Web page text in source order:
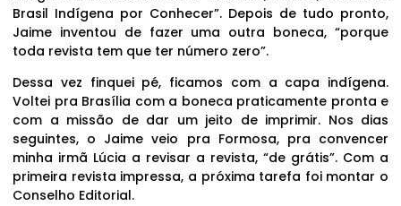
Brasil Indígena por Conhecer”. Depois de tudo pronto,
Jaime inventou de fazer uma outra boneca, “porque
toda revista tem que ter número zero”.
Dessa vez finquei pé, ficamos com a capa indígena.
Voltei pra Brasília com a boneca praticamente pronta e
com a missão de dar um jeito de imprimir. Nos dias
seguintes, o Jaime veio pra Formosa, pra convencer
minha irmã Lúcia a revisar a revista, “de grátis”. Com a
primeira revista impressa, a próxima tarefa foi montar o
Conselho Editorial.